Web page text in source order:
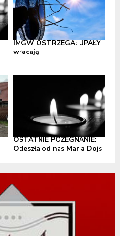
IMGW OSTRZEGA: UPAŁY
wracają
OSTATNIE POŻEGNANIE:
Odeszła od nas Maria Dojs